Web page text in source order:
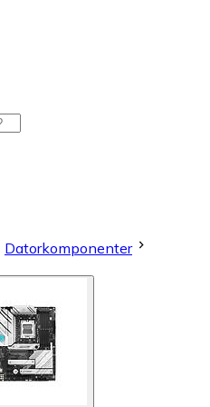
Datorkomponenter